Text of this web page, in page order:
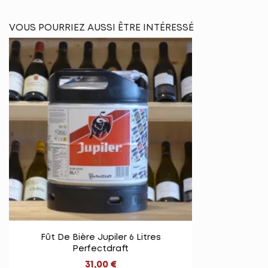
VOUS POURRIEZ AUSSI ÊTRE INTÉRESSÉ
Vue rapide
Fût De Bière Jupiler 6 Litres
Perfectdraft
31,00 €